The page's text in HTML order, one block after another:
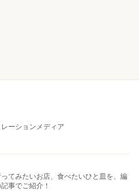
ーションメディア
てみたいお店、食べたいひと皿を、編
事でご紹介！